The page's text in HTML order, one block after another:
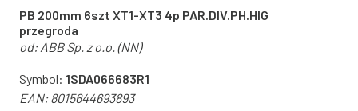
PB 200mm 6szt XT1-XT3 4p PAR.DIV.PH.HIG
przegroda
od: ABB Sp. z o.o. (NN)
Symbol: 1SDA066683R1
EAN:8015644693893